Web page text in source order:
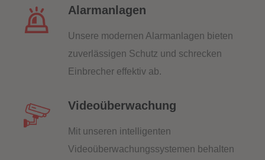
Alarmanlagen
Unsere modernen Alarmanlagen bieten
zuverlässigen Schutz und schrecken
Einbrecher effektiv ab.
Videoüberwachung
Mit unseren intelligenten
Videoüberwachungssystemen behalten